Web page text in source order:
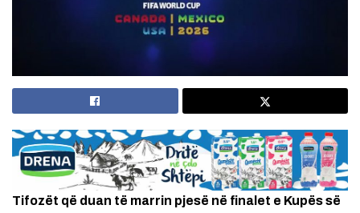
Tifozët që duan të marrin pjesë në finalet e Kupës së